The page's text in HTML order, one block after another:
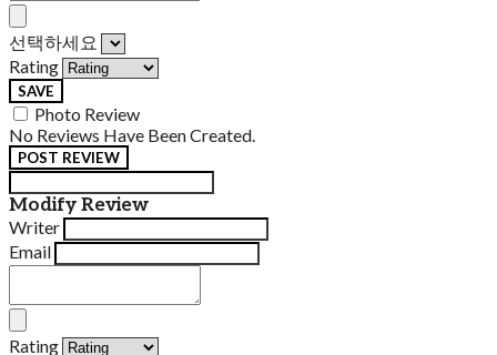
선택하세요
Rating
SAVE
Photo Review
No Reviews Have Been Created.
POST REVIEW
Modify Review
Writer
Email
Rating